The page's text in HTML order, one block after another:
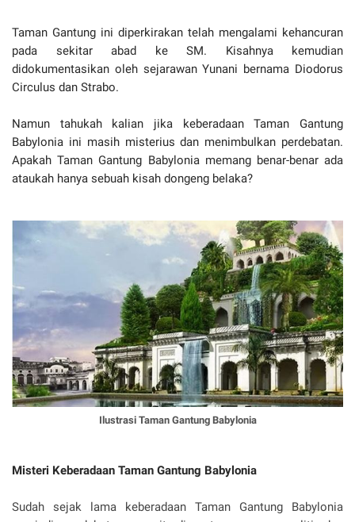
Taman Gantung ini diperkirakan telah mengalami kehancuran
pada sekitar abad ke SM. Kisahnya kemudian
didokumentasikan oleh sejarawan Yunani bernama Diodorus
Circulus dan Strabo.
Namun tahukah kalian jika keberadaan Taman Gantung
Babylonia ini masih misterius dan menimbulkan perdebatan.
Apakah Taman Gantung Babylonia memang benar-benar ada
ataukah hanya sebuah kisah dongeng belaka?
Ilustrasi Taman Gantung Babylonia
Misteri Keberadaan Taman Gantung Babylonia
Sudah sejak lama keberadaan Taman Gantung Babylonia